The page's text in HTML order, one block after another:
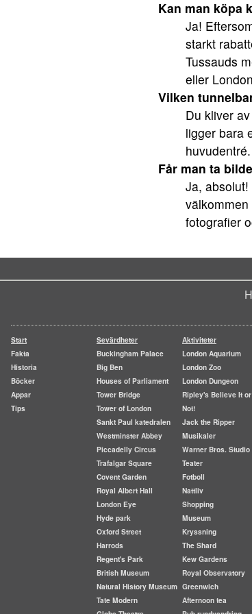
Kan man köpa
Ja!
starkt
Tussauds
eller
Vilken
Du kliver
ligger bara
huvudentré.
Får man ta
Ja,
fotografier
Start
Fakta
Historia
Böcker
Appar
Tips
Sevärdheter
Buckingham Palace
Big Ben
Houses of Parliament
Tower Bridge
Tower of London
Sankt Paul katedralen
Westminster Abbey
Piccadelly Circus
Trafalgar Square
Covent Garden
Royal Albert Hall
London Eye
Hyde park
Oxford Street
Harrods
Regent's Park
British Museum
Natural History Museum
Tate Modern
Aktiviteter
London Aquarium
London Zoo
London Dungeon
Ripley's Believe It or
Not!
Jack the Ripper
Musikaler
Warner Bros. Studio
Teater
Fotboll
Nattliv
Shopping
Museum
Kryssning
The Shard
Kew Gardens
Royal Observatory
Greenwich
Afternoon tea